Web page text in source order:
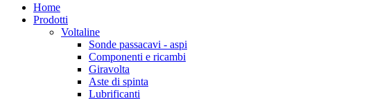
Home
Prodotti
Voltaline
Sonde passacavi - aspi
Componenti e ricambi
Giravolta
Aste di spinta
Lubrificanti